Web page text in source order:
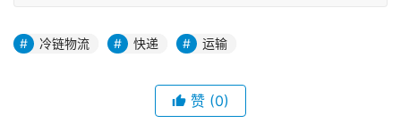
冷链物流 快递 运输
赞 (0)